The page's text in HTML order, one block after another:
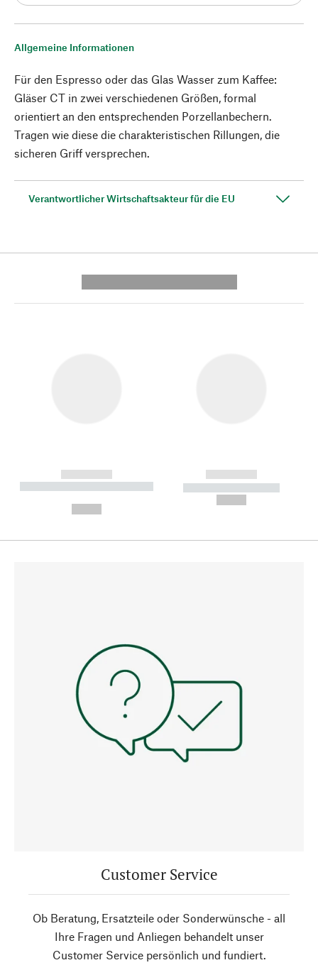
Allgemeine Informationen
Für den Espresso oder das Glas Wasser zum Kaffee:
Gläser CT in zwei verschiedenen Größen, formal
orientiert an den entsprechenden Porzellanbechern.
Tragen wie diese die charakteristischen Rillungen, die
sicheren Griff versprechen.
Verantwortlicher Wirtschaftsakteur für die EU
------------
----------- ----------- --------
------------
----------- -----------
Customer Service
Ob Beratung, Ersatzteile oder Sonderwünsche - all
Ihre Fragen und Anliegen behandelt unser
Customer Service persönlich und fundiert.